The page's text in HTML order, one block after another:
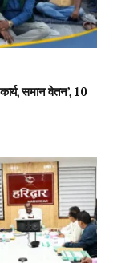
समान वेतन’, 10